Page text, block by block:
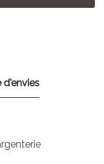
d'envies